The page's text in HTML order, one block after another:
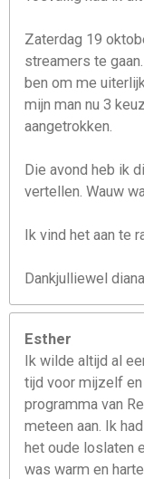
Zaterdag 19
streamers te
ben om me
mijn man nu 3
aangetrokken.
Die avond heb ik
vertellen. Wauw
Ik vind het aan te
Dankjulliewel
Esther
Ik wilde altijd al
tijd voor mijzelf
programma van
meteen aan. Ik
het oude loslaten
was warm en